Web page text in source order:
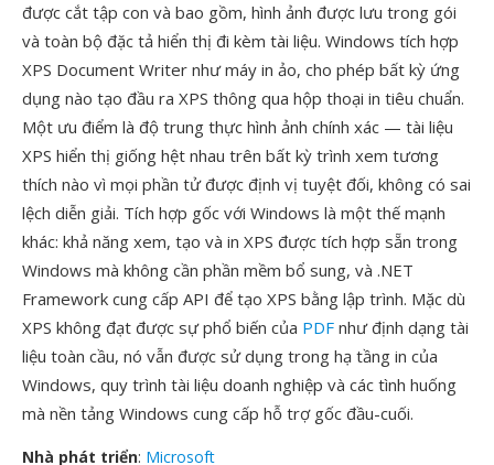
được cắt tập con và bao gồm, hình ảnh được lưu trong gói
và toàn bộ đặc tả hiển thị đi kèm tài liệu. Windows tích hợp
XPS Document Writer như máy in ảo, cho phép bất kỳ ứng
dụng nào tạo đầu ra XPS thông qua hộp thoại in tiêu chuẩn.
Một ưu điểm là độ trung thực hình ảnh chính xác — tài liệu
XPS hiển thị giống hệt nhau trên bất kỳ trình xem tương
thích nào vì mọi phần tử được định vị tuyệt đối, không có sai
lệch diễn giải. Tích hợp gốc với Windows là một thế mạnh
khác: khả năng xem, tạo và in XPS được tích hợp sẵn trong
Windows mà không cần phần mềm bổ sung, và .NET
Framework cung cấp API để tạo XPS bằng lập trình. Mặc dù
XPS không đạt được sự phổ biến của PDF như định dạng tài
liệu toàn cầu, nó vẫn được sử dụng trong hạ tầng in của
Windows, quy trình tài liệu doanh nghiệp và các tình huống
mà nền tảng Windows cung cấp hỗ trợ gốc đầu-cuối.
Nhà phát triển: Microsoft